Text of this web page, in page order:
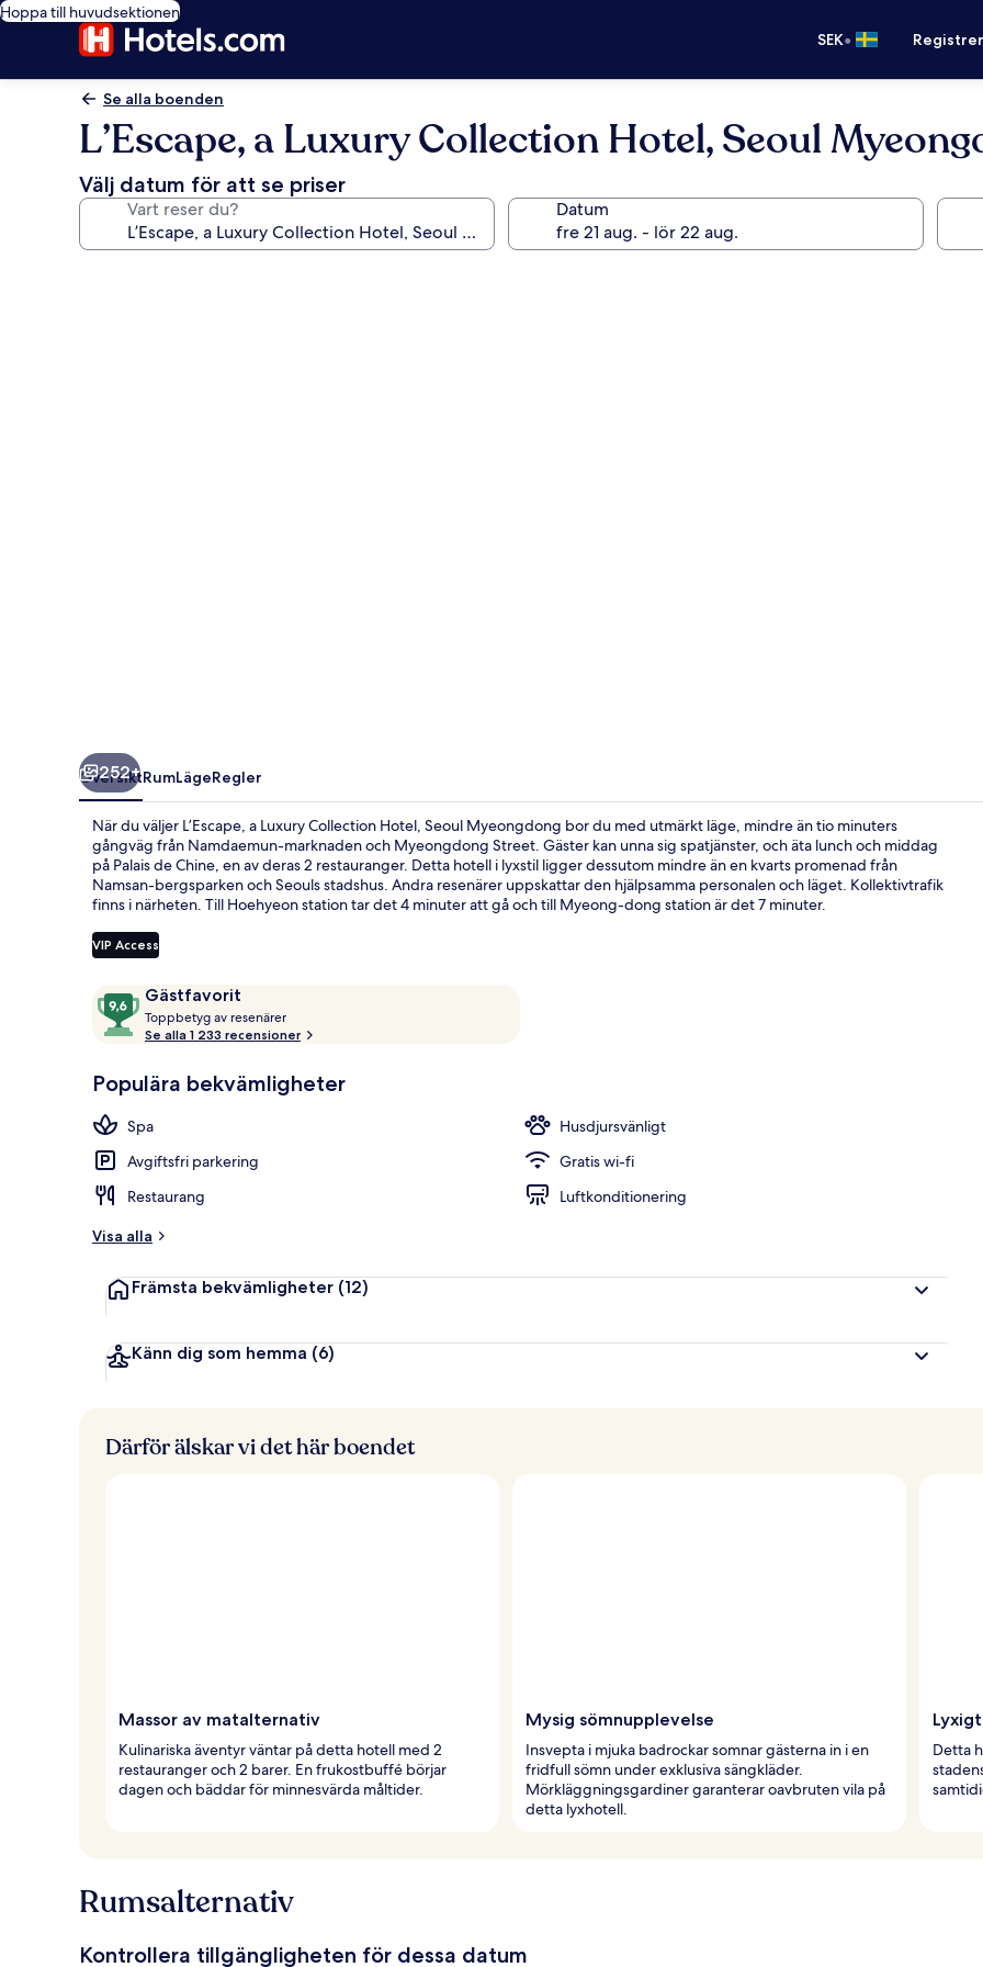
Hoppa till huvudsektionen
SEK•
Se alla boenden
L’Escape, a Luxury Collection Hotel, Seoul
Välj datum för att se priser
Vart reser du? Datum
Executive
252+
ÖversiktRumLägeRegler
När du väljer L’Escape, a Luxury Collection Hotel, Seoul Myeongdong bor du med utmärkt läge, mindre än tio minuters
gångväg från Namdaemun-marknaden och Myeongdong Street. Gäster kan unna sig spatjänster, och äta lunch och middag
på Palais de Chine, en av deras 2 restauranger. Detta hotell i lyxstil ligger dessutom mindre än en kvarts promenad från
Namsan-bergsparken och Seouls stadshus. Andra resenärer uppskattar den hjälpsamma personalen och läget. Kollektivtrafik
finns i närheten. Till Hoehyeon station tar det 4 minuter att gå och till Myeong-dong station är det 7 minuter.
VIP Access
RecensionerGästfavorit
9,6
av
10,
Toppbetyg av resenärer
o
p
b
r
e
n
Se alla 1 233 recensioner
Populära bekvämligheter
Spa
Husdjursvänligt
Avgiftsfri parkering
Gratis wi-fi
Restaurang
Luftkonditionering
Visa alla
Främsta bekvämligheter (12)
Känn dig som hemma (6)
Därför älskar vi det här boendet
Massor av matalternativ
Kulinariska äventyr väntar på detta hotell med 2
restauranger och 2 barer. En frukostbuffé börjar
dagen och bäddar för minnesvärda måltider.
Mysig sömnupplevelse
Insvepta i mjuka badrockar somnar gästerna in i en
fridfull sömn under exklusiva sängkläder.
Mörkläggningsgardiner garanterar oavbruten vila på
detta lyxhotell.
Detta
Rumsalternativ
Kontrollera tillgängligheten för dessa datum